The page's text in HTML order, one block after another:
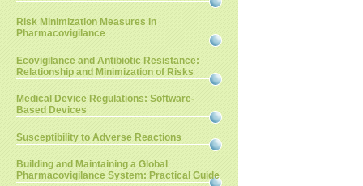
Risk Minimization Measures in
Pharmacovigilance
Ecovigilance and Antibiotic Resistance:
Relationship and Minimization of Risks
Medical Device Regulations: Software-
Based Devices
Susceptibility to Adverse Reactions
Building and Maintaining a Global
Pharmacovigilance System: Practical Guide